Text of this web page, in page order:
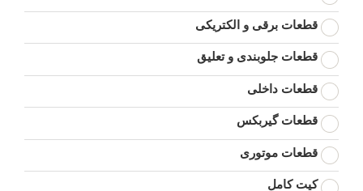
قطعات برقی و الکتریکی
قطعات جلوبندی و تعلیق
قطعات داخلی
قطعات گیربکس
قطعات موتوری
کیت کامل